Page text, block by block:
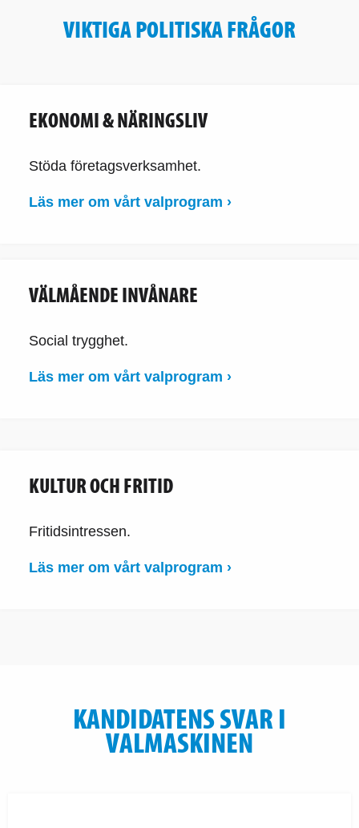
VIKTIGA POLITISKA FRÅGOR
EKONOMI & NÄRINGSLIV
Stöda företagsverksamhet.
Läs mer om vårt valprogram ›
VÄLMÅENDE INVÅNARE
Social trygghet.
Läs mer om vårt valprogram ›
KULTUR OCH FRITID
Fritidsintressen.
Läs mer om vårt valprogram ›
KANDIDATENS SVAR I
VALMASKINEN